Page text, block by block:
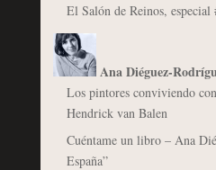
El Salón de Reinos,
Ana Diéguez-
Los pintores conviviendo
Hendrick van Balen
Cuéntame un libro – Ana
España”